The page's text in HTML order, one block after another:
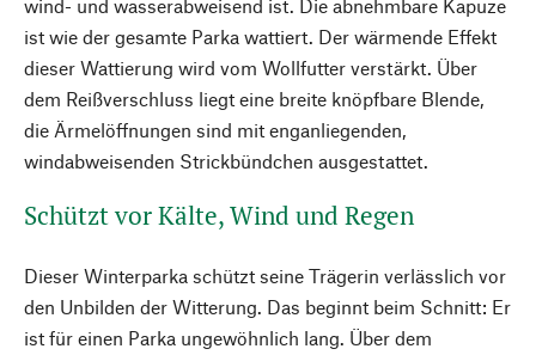
wind- und wasserabweisend ist. Die abnehmbare Kapuze
ist wie der gesamte Parka wattiert. Der wärmende Effekt
dieser Wattierung wird vom Wollfutter verstärkt. Über
dem Reißverschluss liegt eine breite knöpfbare Blende,
die Ärmelöffnungen sind mit enganliegenden,
windabweisenden Strickbündchen ausgestattet.
Schützt vor Kälte, Wind und Regen
Dieser Winterparka schützt seine Trägerin verlässlich vor
den Unbilden der Witterung. Das beginnt beim Schnitt: Er
ist für einen Parka ungewöhnlich lang. Über dem